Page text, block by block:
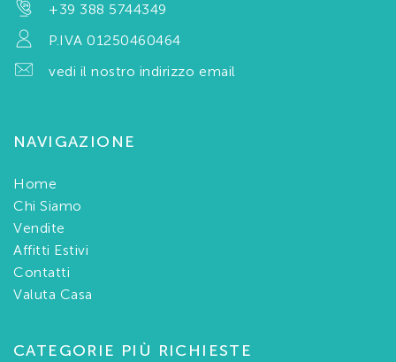
+39 388 5744349
P.IVA 01250460464
vedi il nostro indirizzo email
NAVIGAZIONE
Home
Chi Siamo
Vendite
Affitti Estivi
Contatti
Valuta Casa
CATEGORIE PIÙ RICHIESTE